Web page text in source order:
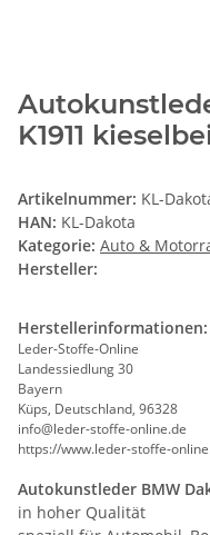
K1911
Artikelnummer: KL-
HAN: KL-Dakota
Kategorie: Auto &
Hersteller:
Herstellerinformationen:
Leder-Stoffe-Online
Landessiedlung 30
Bayern
Küps, Deutschland, 96328
info@leder-stoffe-online.de
https://www.leder-stoffe-
Autokunstleder BMW
in hoher Qualität